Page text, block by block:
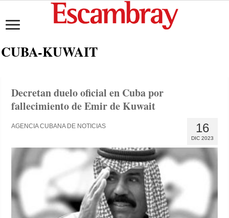
CUBA-KUWAIT
Decretan duelo oficial en Cuba por
fallecimiento de Emir de Kuwait
16
DIC 2023
AGENCIA CUBANA DE NOTICIAS